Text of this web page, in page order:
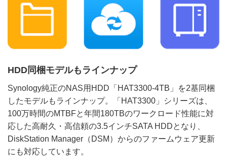
HDD同梱モデルもラインナップ
Synology純正のNAS用HDD「HAT3300-4TB」を2基同梱
したモデルもラインナップ。「HAT3300」シリーズは、
100万時間のMTBFと年間180TBのワークロード性能に対
応した高耐久・高信頼の3.5インチSATA HDDとなり、
DiskStation Manager（DSM）からのファームウェア更新
にも対応しています。